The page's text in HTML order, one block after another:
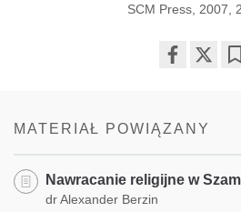
SCM Press, 2007,
MATERIAŁ POWIĄZANY
Nawracanie religijne w
dr Alexander Berzin